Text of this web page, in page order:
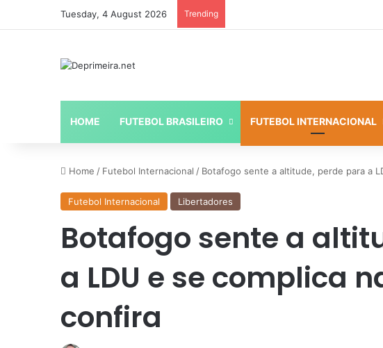
Tuesday, 4 August 2026 Trending
HOME FUTEBOL BRASILEIRO FUTEBOL INTERNACIONAL
Home / Futebol Internacional / Botafogo sente a altitude, perde para a
Futebol Internacional Libertadores
Botafogo sente a
a LDU e se complica
confira